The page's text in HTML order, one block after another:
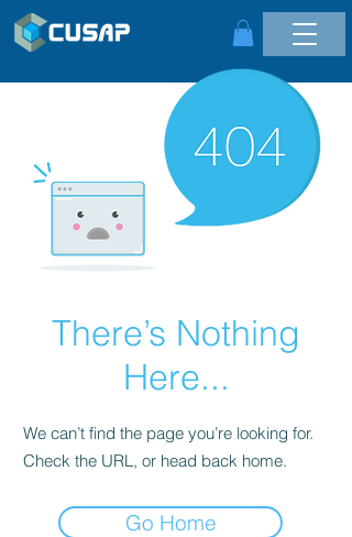
There’s Nothing
Here...
We can’t find the page you’re looking for.
Check the URL, or head back home.
Go Home